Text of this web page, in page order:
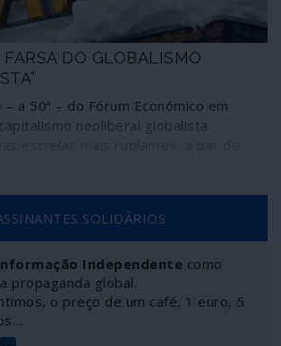
casos de xenofobia contra cidadãos
FARSA DO GLOBALISMO
– a 50ª – do Fórum Económico em
neoliberal globalista
genética, geoengenharia e
com o combate às mudanças
“a ecologia e a economia”.
foram abrilhantados, entre
Trump, a imprescindível Greta
usurpador Juan Guaidó.
SOLIDÁRIOS
Independente como
propaganda global.
o preço de um café, 1 euro, 5